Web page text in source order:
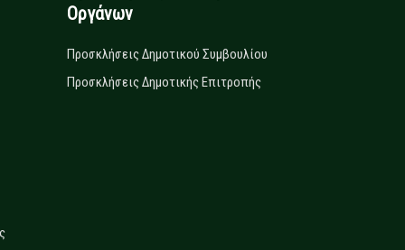
Οργάνων
Προσκλήσεις Δημοτικού Συμβουλίου
Προσκλήσεις Δημοτικής Επιτροπής